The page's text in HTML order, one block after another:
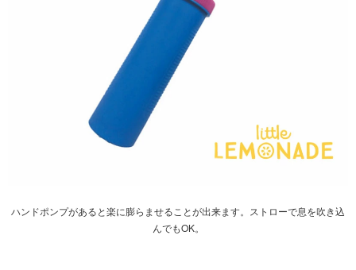
ハンドポンプがあると楽に膨らませることが出来ます。ストローで息を吹き込
んでもOK。